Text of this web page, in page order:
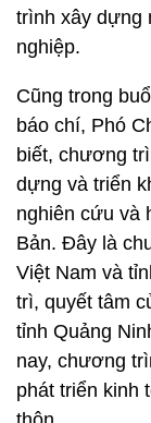
trình xây dựng
nghiệp.
Cũng trong
báo chí, Phó
biết, chương
dựng và triển
nghiên cứu và
Bản. Đây là
Việt Nam và
trì, quyết tâm
tỉnh Quảng
nay, chương
phát triển kinh